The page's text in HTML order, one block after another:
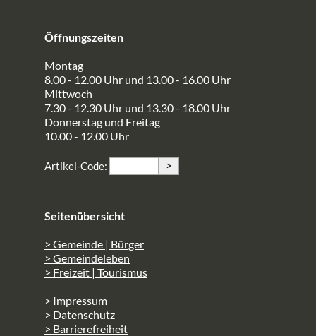
Öffnungszeiten
Montag
8.00 - 12.00 Uhr und 13.00 - 16.00 Uhr
Mittwoch
7.30 - 12.30 Uhr und 13.30 - 18.00 Uhr
Donnerstag und Freitag
10.00 - 12.00 Uhr
Artikel-Code: >
Seitenübersicht
> Gemeinde | Bürger
> Gemeindeleben
> Freizeit | Tourismus
> Impressum
> Datenschutz
> Barrierefreiheit